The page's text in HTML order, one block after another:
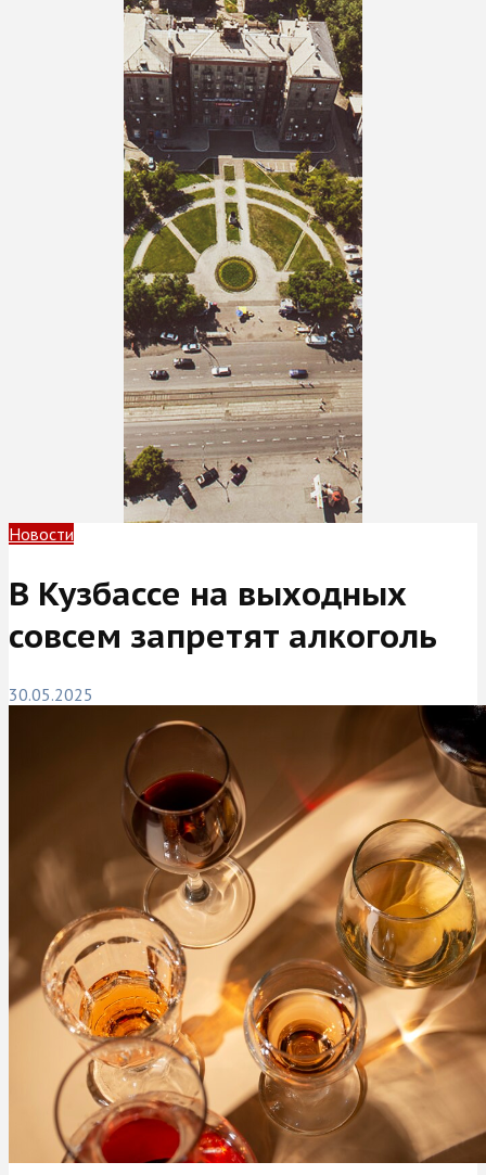
Новости
В Кузбассе на выходных
совсем запретят алкоголь
30.05.2025